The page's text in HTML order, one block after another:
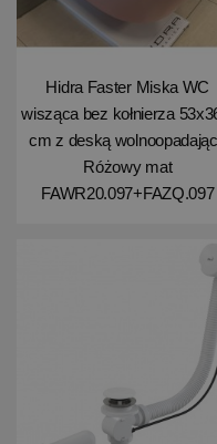
Hidra Faster Miska WC
wisząca bez kołnierza
cm z deską
Różowy mat
FAWR20.097+FAZQ.097